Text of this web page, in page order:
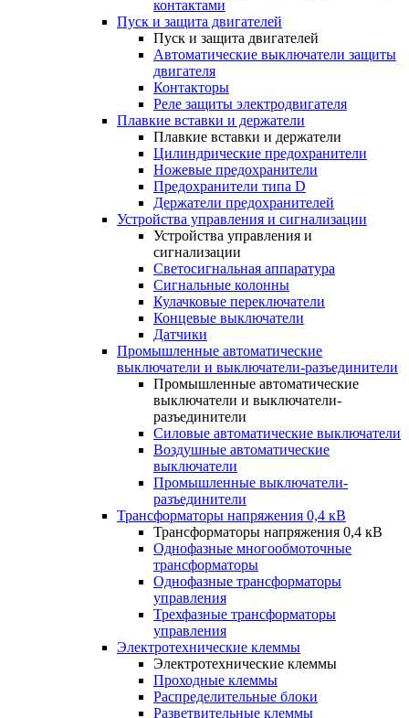
контактами
Пуск и защита двигателей
Пуск и защита двигателей
Автоматические выключатели защиты
двигателя
Контакторы
Реле защиты электродвигателя
Плавкие вставки и держатели
Плавкие вставки и держатели
Цилиндрические предохранители
Ножевые предохранители
Предохранители типа D
Держатели предохранителей
Устройства управления и сигнализации
Устройства управления и
сигнализации
Светосигнальная аппаратура
Сигнальные колонны
Кулачковые переключатели
Концевые выключатели
Датчики
Промышленные автоматические
выключатели и выключатели-разъединители
Промышленные автоматические
выключатели и выключатели-
разъединители
Силовые автоматические выключатели
Воздушные автоматические
выключатели
Промышленные выключатели-
разъединители
Трансформаторы напряжения 0,4 кВ
Трансформаторы напряжения 0,4 кВ
Однофазные многообмоточные
трансформаторы
Однофазные трансформаторы
управления
Трехфазные трансформаторы
управления
Электротехнические клеммы
Электротехнические клеммы
Проходные клеммы
Распределительные блоки
Разветвительные клеммы